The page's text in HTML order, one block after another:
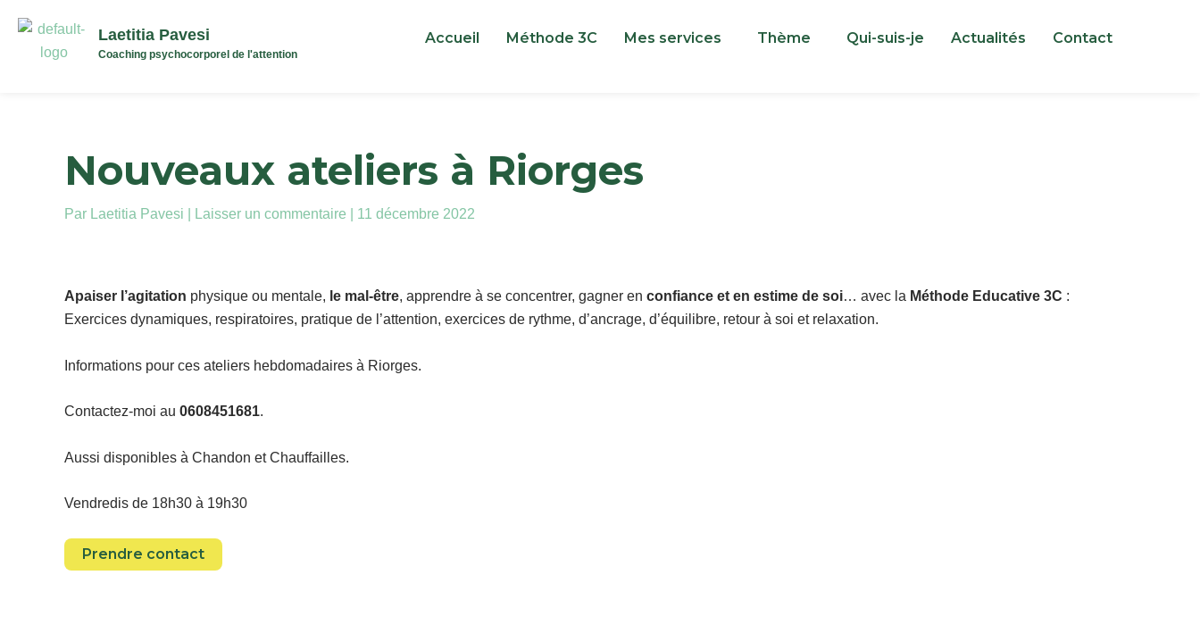
contenu
Laetitia Pavesi
Coaching psychocorporel de l'attention
Accueil Méthode 3C Mes services Thème Qui-suis-je Actualités Contact
Nouveaux ateliers à Riorges
Par Laetitia Pavesi Laisser un commentaire 11 décembre 2022
Apaiser l’agitation physique ou mentale, le mal-être, apprendre à se concentrer, gagner en confiance et en estime de soi… avec la Méthode Educative 3C :
Exercices dynamiques, respiratoires, pratique de l’attention, exercices de rythme, d’ancrage, d’équilibre, retour à soi et relaxation.
Informations pour ces ateliers hebdomadaires à Riorges.
Contactez-moi au 0608451681.
Aussi disponibles à Chandon et Chauffailles.
Vendredis de 18h30 à 19h30
Prendre contact